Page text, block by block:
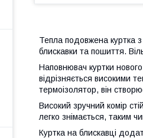
Тепла подовжена куртка з
блискавки та пошиття.
Наповнювач куртки
відрізняється високими
термоізолятор, він
Високий зручний комір
легко знімається, таким
Куртка на блискавці